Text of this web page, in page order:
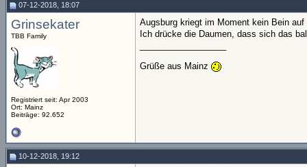
07-12-2018, 18:07
Grinsekater
TBB Family
Registriert seit: Apr 2003
Ort: Mainz
Beiträge: 92.652
Augsburg kriegt im Moment kein Bein
Ich drücke die Daumen, dass sich das
Grüße aus Mainz
10-12-2018, 19:12